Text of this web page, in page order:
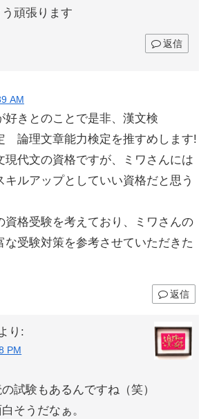
頑張ります
返信
AM
好きとのことで是非、漢文検
論理文章能力検定を推すめします!
現代文の資格ですが、ミワさんには
キルアップとしていい資格だと思う
資格受験を考えており、ミワさんの
な受験対策を参考させていただきた
返信
り:
PM
試験もあるんですね（笑）
そうだなぁ。